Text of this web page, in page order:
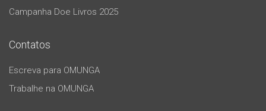
Campanha Doe Livros 2025
Contatos
Escreva para OMUNGA
Trabalhe na OMUNGA